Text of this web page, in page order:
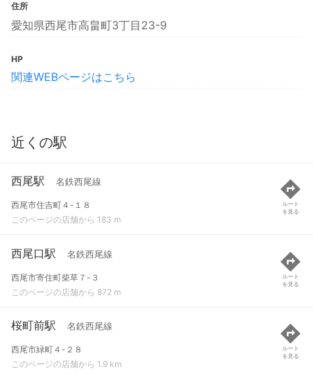
住所
愛知県西尾市高畠町3丁目23-9
HP
関連WEBページはこちら
近くの駅
西尾駅 名鉄西尾線
西尾市住吉町４-１８
このページの店舗から 183 m
ルート
を見る
西尾口駅 名鉄西尾線
西尾市寄住町柴草７-３
このページの店舗から 872 m
ルート
を見る
桜町前駅 名鉄西尾線
西尾市緑町４-２８
このページの店舗から 1.9 km
ルート
を見る